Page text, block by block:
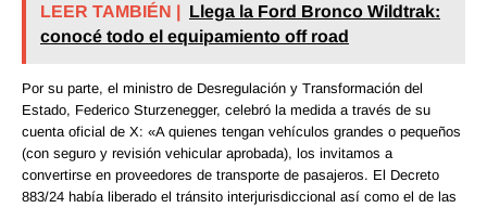
LEER TAMBIÉN | Llega la Ford Bronco Wildtrak:
conocé todo el equipamiento off road
Por su parte, el ministro de Desregulación y Transformación del
Estado, Federico Sturzenegger, celebró la medida a través de su
cuenta oficial de X: «A quienes tengan vehículos grandes o pequeños
(con seguro y revisión vehicular aprobada), los invitamos a
convertirse en proveedores de transporte de pasajeros. El Decreto
883/24 había liberado el tránsito interjurisdiccional así como el de las